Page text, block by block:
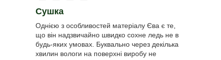
Сушка
Однією з особливостей матеріалу Єва є те,
що він надзвичайно швидко сохне ледь не в
будь-яких умовах. Буквально через декілька
хвилин вологи на поверхні виробу не